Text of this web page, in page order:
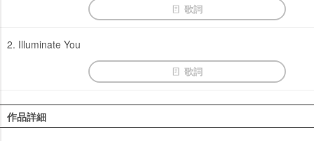
歌詞
2. Illuminate You
歌詞
作品詳細